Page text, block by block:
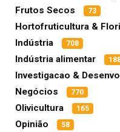
Frutos Secos 73
Hortofruticultura &
Indústria 708
Indústria alimentar
Investigacao &
Negócios 770
Olivicultura 165
Opinião 58